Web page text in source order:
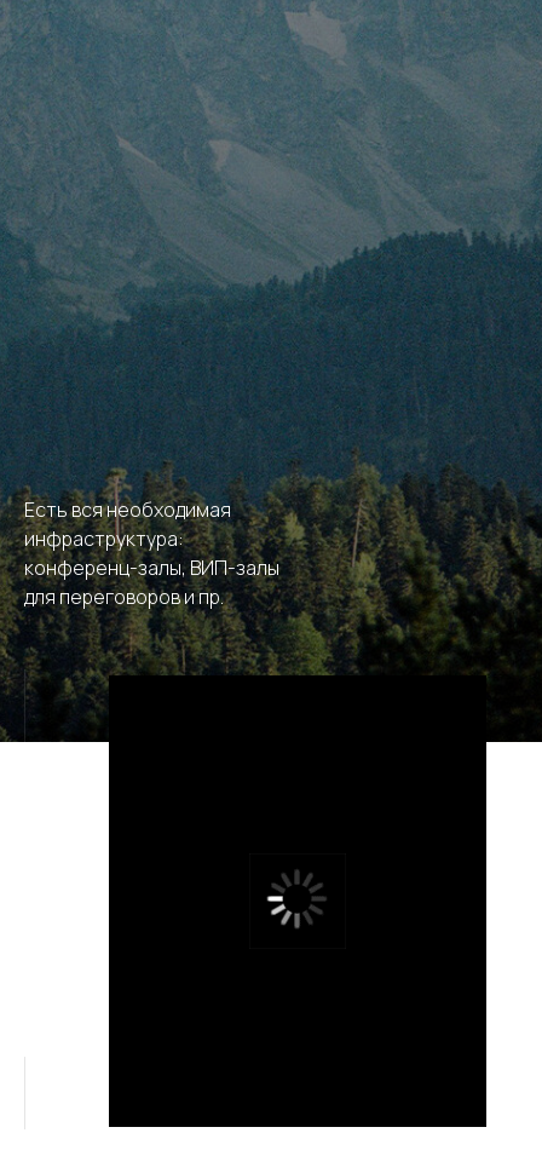
Есть вся необходимая
инфраструктура:
конференц-залы, ВИП-залы
для переговоров и пр.